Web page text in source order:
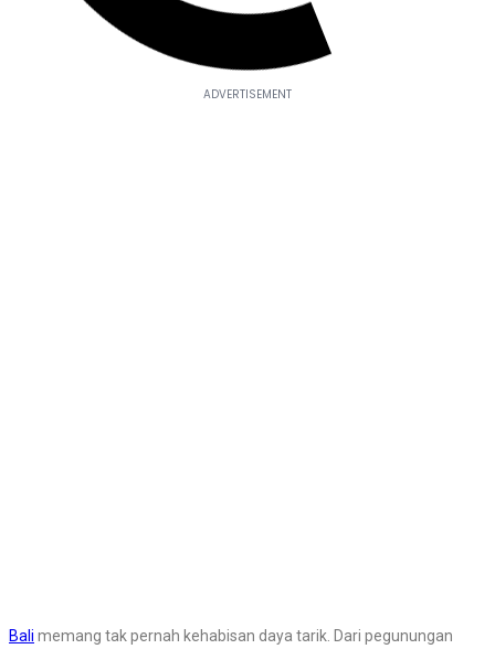
Bali memang tak pernah kehabisan daya tarik. Dari pegunungan